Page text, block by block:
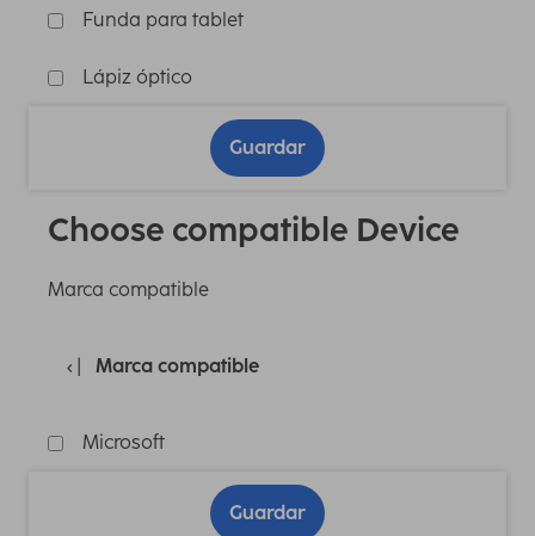
Funda para tablet
Lápiz óptico
Guardar
Choose compatible Device
Marca compatible
Marca compatible
Microsoft
Guardar